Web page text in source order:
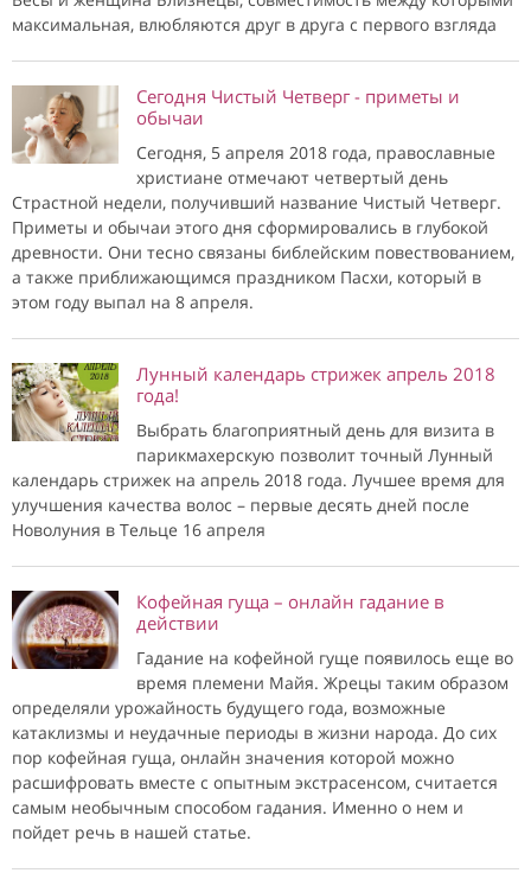
максимальная, влюбляются друг в друга с первого взгляда
Сегодня Чистый Четверг - приметы и
обычаи
Сегодня, 5 апреля 2018 года, православные
христиане отмечают четвертый день
Страстной недели, получивший название Чистый Четверг.
Приметы и обычаи этого дня сформировались в глубокой
древности. Они тесно связаны библейским повествованием,
а также приближающимся праздником Пасхи, который в
этом году выпал на 8 апреля.
Лунный календарь стрижек апрель 2018
года!
Выбрать благоприятный день для визита в
парикмахерскую позволит точный Лунный
календарь стрижек на апрель 2018 года. Лучшее время для
улучшения качества волос – первые десять дней после
Новолуния в Тельце 16 апреля
Кофейная гуща – онлайн гадание в
действии
Гадание на кофейной гуще появилось еще во
время племени Майя. Жрецы таким образом
определяли урожайность будущего года, возможные
катаклизмы и неудачные периоды в жизни народа. До сих
пор кофейная гуща, онлайн значения которой можно
расшифровать вместе с опытным экстрасенсом, считается
самым необычным способом гадания. Именно о нем и
пойдет речь в нашей статье.